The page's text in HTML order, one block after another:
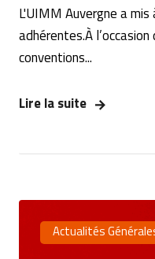
L'UIMM Auvergne a
adhérentes.À
conventions...
Lire la suite
Actualités